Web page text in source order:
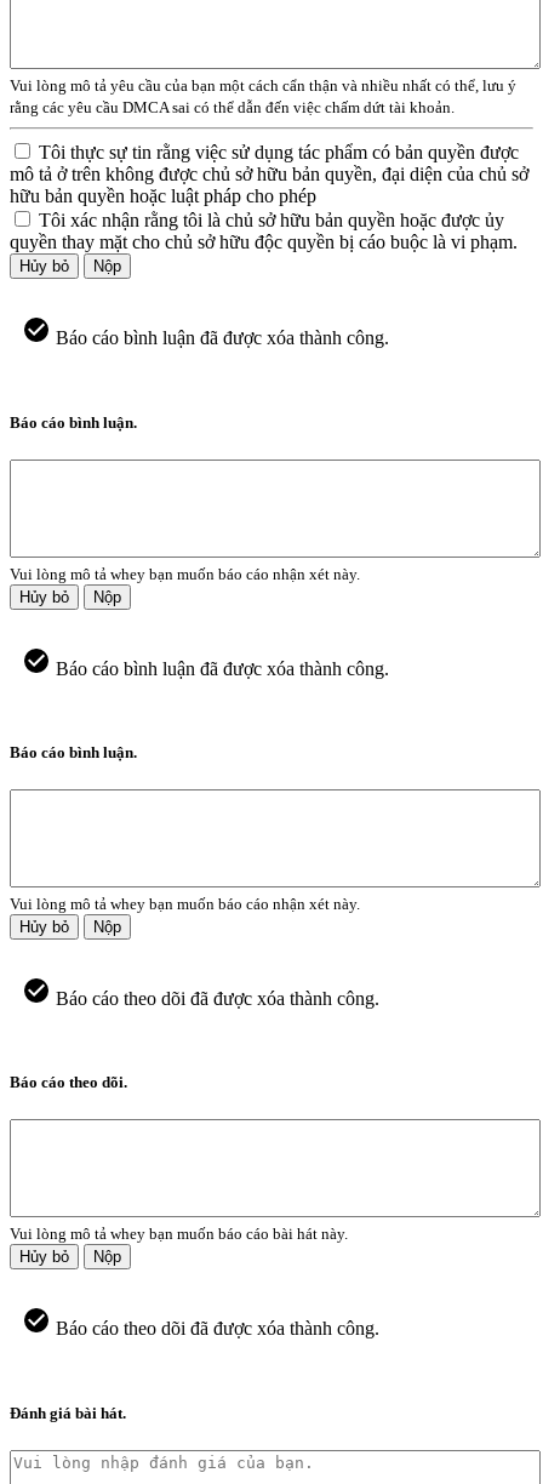
Vui lòng mô tả yêu cầu của bạn một cách cẩn thận và nhiều nhất có thể, lưu ý
rằng các yêu cầu DMCA sai có thể dẫn đến việc chấm dứt tài khoản.
Tôi thực sự tin rằng việc sử dụng tác phẩm có bản quyền được
mô tả ở trên không được chủ sở hữu bản quyền, đại diện của chủ sở
hữu bản quyền hoặc luật pháp cho phép
Tôi xác nhận rằng tôi là chủ sở hữu bản quyền hoặc được ủy
quyền thay mặt cho chủ sở hữu độc quyền bị cáo buộc là vi phạm.
Hủy bỏ Nộp
Báo cáo bình luận đã được xóa thành công.
Báo cáo bình luận.
Vui lòng mô tả whey bạn muốn báo cáo nhận xét này.
Hủy bỏ
Nộp
Báo cáo bình luận đã được xóa thành công.
Báo cáo bình luận.
Vui lòng mô tả whey bạn muốn báo cáo nhận xét này.
Hủy bỏ
Nộp
Báo cáo theo dõi đã được xóa thành công.
Báo cáo theo dõi.
Vui lòng mô tả whey bạn muốn báo cáo bài hát này.
Hủy bỏ
Nộp
Báo cáo theo dõi đã được xóa thành công.
Đánh giá bài hát.